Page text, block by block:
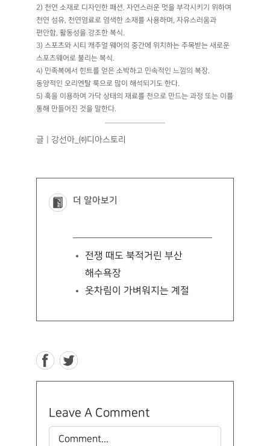
2) 천연 소재로 디자인한 패션. 자연스러운 멋을 부각시키기 위하여
천연 섬유, 천연염료로 염색한 소재를 사용하며, 자유스러움과
편안함, 활동성을 강조한 복식.
3) 스포츠와 시티 캐주얼 웨어의 중간에 위치하는 주목받는 새로운
스포츠웨어로 불리는 복식.
4) 민족복에서 힌트를 얻은 소박하고 민속적인 느낌의 복장.
동양적인 오리엔탈 룩으로 많이 해석되기도 한다.
5) 훅을 이용하여 가닥 상태의 재료를 천으로 만드는 과정 또는 이를
통해 만들어진 것을 말한다.
글 | 강선아_㈜디아스토리
더 알아보기
전쟁 때도 북적거린 부산
해수욕장
옷차림이 가벼워지는 계절
Leave A Comment
Comment